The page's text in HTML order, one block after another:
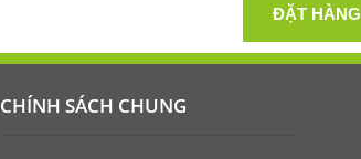
ĐẶT HÀNG
CHÍNH SÁCH CHUNG